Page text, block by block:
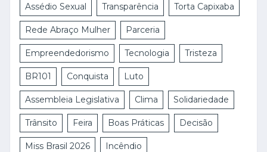
Assédio Sexual Transparência Torta Capixaba
Rede Abraço Mulher Parceria
Empreendedorismo Tecnologia Tristeza
BR101 Conquista Luto
Assembleia Legislativa Clima Solidariedade
Trânsito Feira Boas Práticas Decisão
Miss Brasil 2026 Incêndio